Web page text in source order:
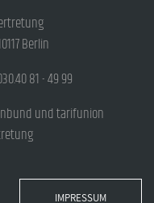
Berlin
81 - 49 99
und tarifunion
IMPRESSUM